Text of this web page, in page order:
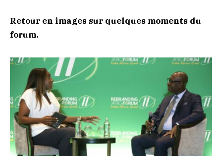
Retour en images sur quelques moments du
forum.